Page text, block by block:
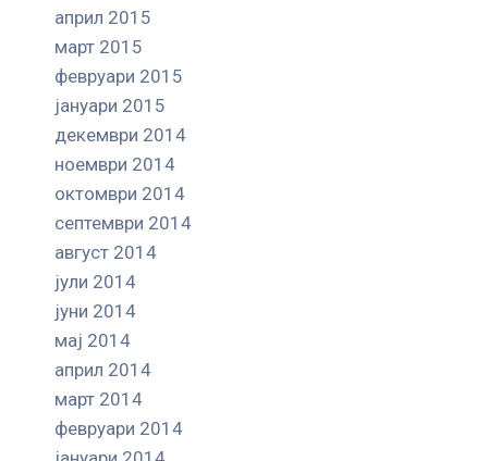
април 2015
март 2015
февруари 2015
јануари 2015
декември 2014
ноември 2014
октомври 2014
септември 2014
август 2014
јули 2014
јуни 2014
мај 2014
април 2014
март 2014
февруари 2014